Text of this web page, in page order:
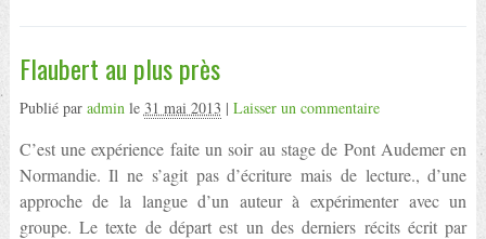
Flaubert au plus près
Publié par admin le 31 mai 2013 | Laisser un commentaire
C’est une expérience faite un soir au stage de Pont Audemer en
Normandie. Il ne s’agit pas d’écriture mais de lecture., d’une
approche de la langue d’un auteur à expérimenter avec un
groupe. Le texte de départ est un des derniers récits écrit par